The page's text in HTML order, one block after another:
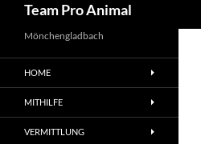
Team Pro Animal
Mönchengladbach
HOME
MITHILFE
VERMITTLUNG